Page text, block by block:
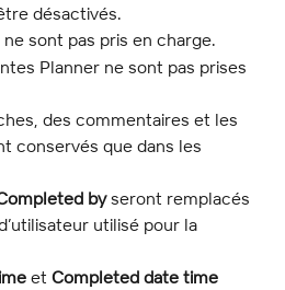
désactivés.
sont pas pris en charge.
Planner ne sont pas prises
des commentaires et les
conservés que dans les
by seront remplacés
utilisé pour la
et Completed date time